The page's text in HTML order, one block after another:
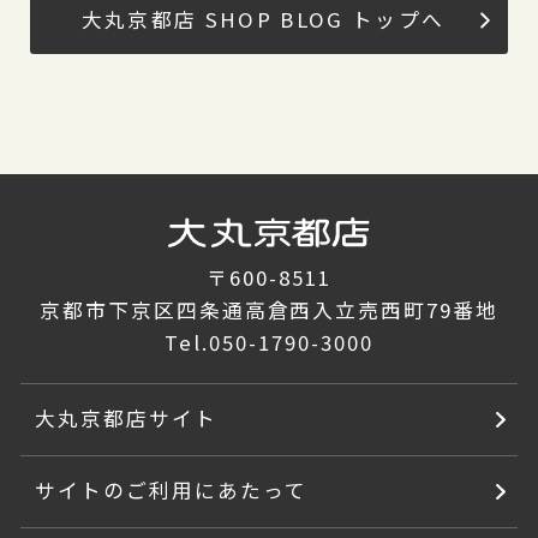
大丸京都店 SHOP BLOG トップへ
〒600-8511
京都市下京区四条通高倉西入立売西町79番地
Tel.050-1790-3000
大丸京都店サイト
サイトのご利用にあたって